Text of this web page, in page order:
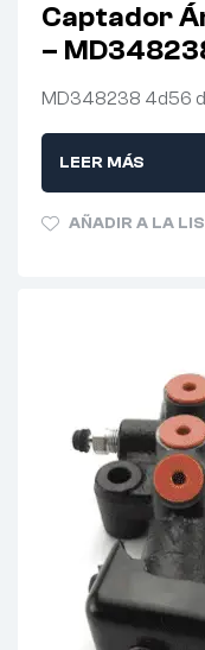
Captador
–
MD348238 4d56
LEER MÁS
AÑADIR A LA